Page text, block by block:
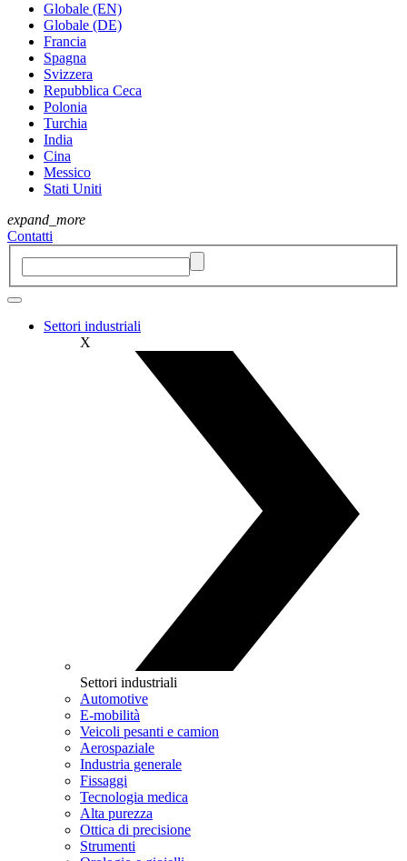
Globale (EN)
Globale (DE)
Francia
Spagna
Svizzera
Repubblica Ceca
Polonia
Turchia
India
Cina
Messico
Stati Uniti
expand_more
Contatti
Settori industriali
X
Settori industriali
Automotive
E-mobilità
Veicoli pesanti e camion
Aerospaziale
Industria generale
Fissaggi
Tecnologia medica
Alta purezza
Ottica di precisione
Strumenti